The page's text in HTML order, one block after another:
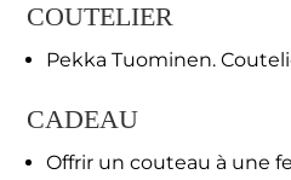
COUTELIER
Pekka Tuominen.
CADEAU
Offrir un couteau à une